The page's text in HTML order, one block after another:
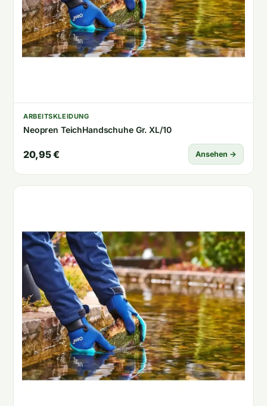
ARBEITSKLEIDUNG
Neopren TeichHandschuhe Gr. XL/10
20,95 € Ansehen →